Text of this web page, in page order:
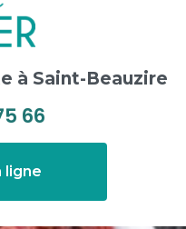
à Saint-Beauzire
66
ligne